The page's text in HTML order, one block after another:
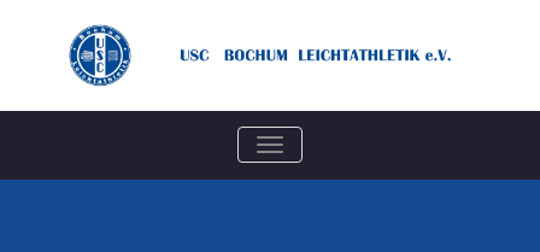
TOGGLE
NAVIGATION